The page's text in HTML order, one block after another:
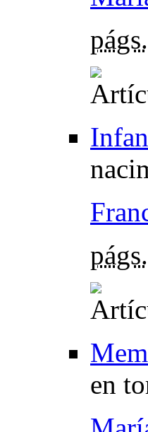
págs.
págs.
en